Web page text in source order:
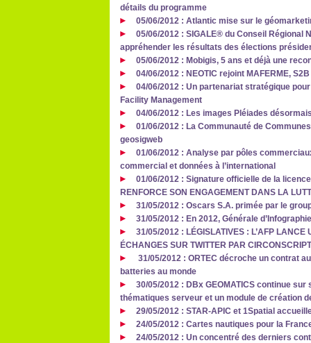
détails du programme
05/06/2012 : Atlantic mise sur le
05/06/2012 : SIGALE® du Conseil Régional
appréhender les résultats des élections
05/06/2012 : Mobigis, 5 ans et déjà une
04/06/2012 : NEOTIC rejoint MAFERME,
04/06/2012 : Un partenariat stratégique
Facility Management
04/06/2012 : Les images Pléiades
01/06/2012 : La Communauté de
geosigweb
01/06/2012 : Analyse par pôles
commercial et données à l’international
01/06/2012 : Signature officielle de la
RENFORCE SON ENGAGEMENT DANS LA
31/05/2012 : Oscars S.A. primée par le
31/05/2012 : En 2012, Générale
31/05/2012 : LÉGISLATIVES : L’AFP
ÉCHANGES SUR TWITTER PAR
31/05/2012 : ORTEC décroche un contrat
batteries au monde
30/05/2012 : DBx GEOMATICS continue
thématiques serveur et un module de création
29/05/2012 : STAR-APIC et 1Spatial
24/05/2012 : Cartes nautiques pour la
24/05/2012 : Un concentré des derniers